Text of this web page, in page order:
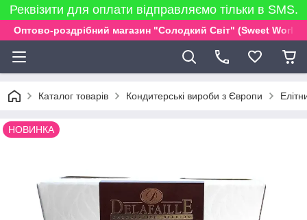
Реквізити для оплати відправляємо тільки в SMS.
Оптово-роздрібний магазин "Солодкий Світ" (Sweet World)
Каталог товарів Кондитерські вироби з Європи
НОВИНКА